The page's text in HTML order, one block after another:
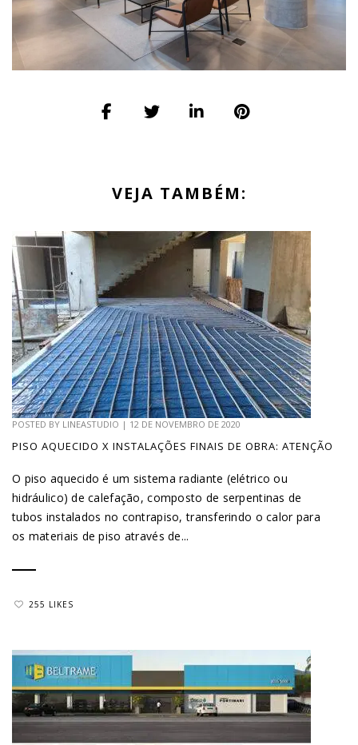
VEJA TAMBÉM:
POSTED BY LINEASTUDIO | 12 DE NOVEMBRO DE 2020
PISO AQUECIDO X INSTALAÇÕES FINAIS DE OBRA: ATENÇÃO
O piso aquecido é um sistema radiante (elétrico ou
hidráulico) de calefação, composto de serpentinas de
tubos instalados no contrapiso, transferindo o calor para
os materiais de piso através de...
255 LIKES